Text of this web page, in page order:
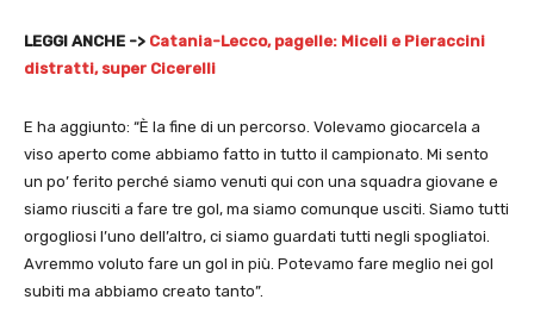
LEGGI ANCHE -> Catania-Lecco, pagelle: Miceli e Pieraccini
distratti, super Cicerelli
E ha aggiunto: “È la fine di un percorso. Volevamo giocarcela a
viso aperto come abbiamo fatto in tutto il campionato. Mi sento
un po’ ferito perché siamo venuti qui con una squadra giovane e
siamo riusciti a fare tre gol, ma siamo comunque usciti. Siamo tutti
orgogliosi l’uno dell’altro, ci siamo guardati tutti negli spogliatoi.
Avremmo voluto fare un gol in più. Potevamo fare meglio nei gol
subiti ma abbiamo creato tanto”.